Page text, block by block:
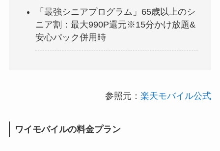
「最強シニアプログラム」65歳以上のシ
ニア割：最大990P還元※15分かけ放題&
安心パック併用時
参照元：楽天モバイル公式
ワイモバイルの料金プラン